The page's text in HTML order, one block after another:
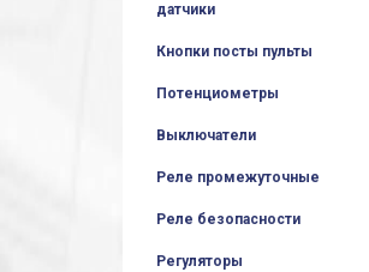
датчики
Кнопки посты пульты
Потенциометры
Выключатели
Реле промежуточные
Реле безопасности
Регуляторы